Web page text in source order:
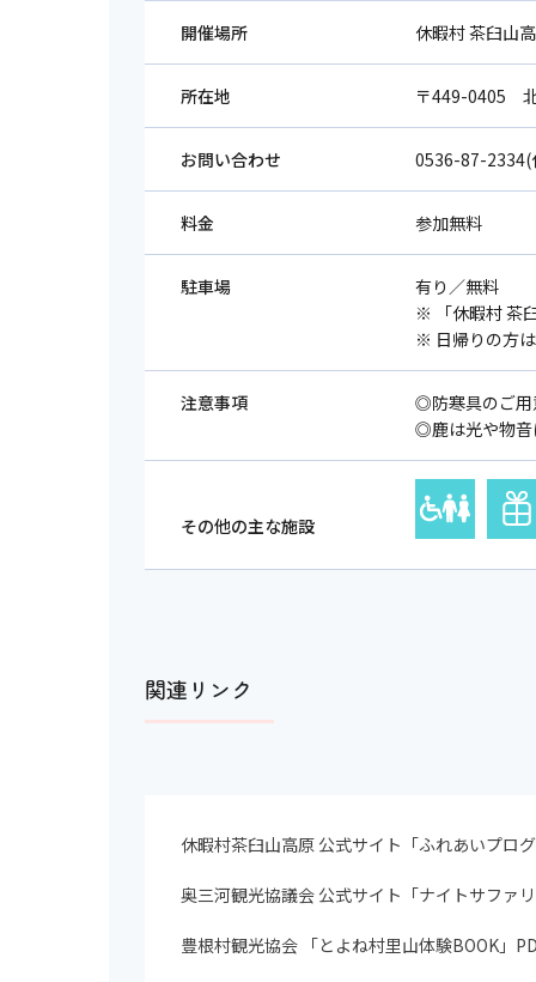
開催場所 休暇村 茶臼山
所在地 〒449-0405
お問い合わせ 0536-87-2334(
料金 参加無料
駐車場
有り／無料
※ 「休暇村 茶
※ 日帰りの方
注意事項
◎防寒具のご用
◎鹿は光や物音
その他の主な施設
関連リンク
休暇村茶臼山高原 公式サイト「ふれあいプロ
奥三河観光協議会 公式サイト「ナイトサファ
豊根村観光協会 「とよね村里山体験BOOK」